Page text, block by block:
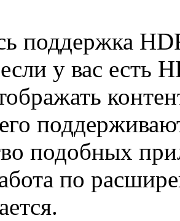
поддержка
у вас есть
подобных
по